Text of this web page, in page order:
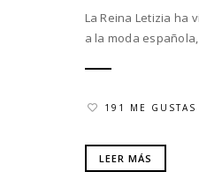
La Reina Letizia ha
a la moda
191 ME GUSTAS
LEER MÁS